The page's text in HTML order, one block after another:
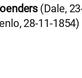
(Dale,
28-11-1854)